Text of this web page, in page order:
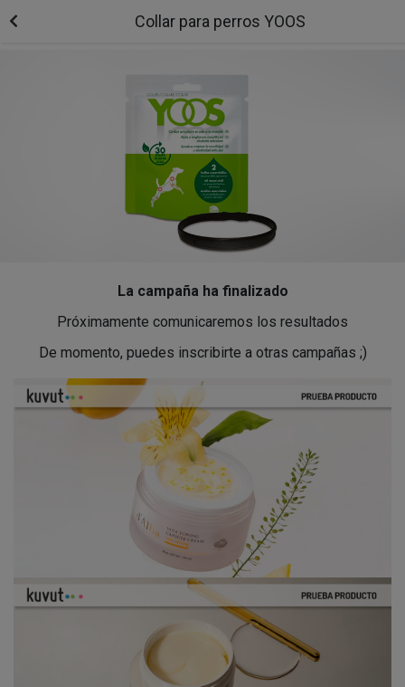
Collar para perros YOOS
La campaña ha finalizado
Próximamente comunicaremos los resultados
De momento, puedes inscribirte a otras campañas ;)